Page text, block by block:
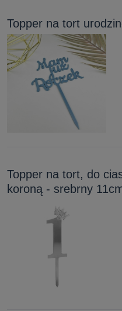
Topper na tort
Topper na tort, do
koroną - srebrny